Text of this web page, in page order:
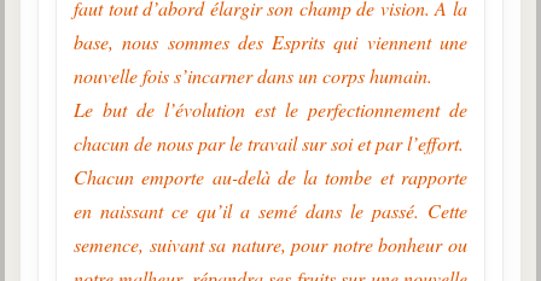
faut tout d’abord élargir son champ de vision. A la
base, nous sommes des Esprits qui viennent une
nouvelle fois s’incarner dans un corps humain.
Le but de l’évolution est le perfectionnement de
chacun de nous par le travail sur soi et par l’effort.
Chacun emporte au-delà de la tombe et rapporte
en naissant ce qu’il a semé dans le passé. Cette
semence, suivant sa nature, pour notre bonheur ou